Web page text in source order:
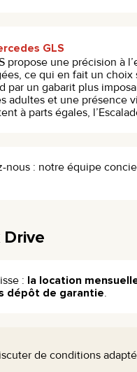
GLS
propose une précision à
ce qui en fait un choix
par un gabarit plus
adultes et une présence
à parts égales,
: notre équipe
: la location
dépôt de garantie.
de conditions